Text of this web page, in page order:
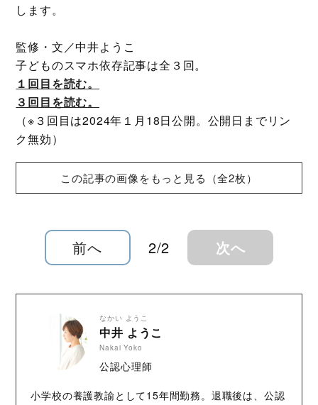
します。
監修・文／中井ようこ
子どものスマホ依存記事は全３回。
１回目を読む。
３回目を読む。
（※３回目は2024年１月18日公開。公開日までリン
ク無効）
この記事の画像をもっと見る（全2枚）
前へ 2/2 次へ
なかい ようこ
中井 ようこ
Nakai Yoko
公認心理師
小学校の養護教諭として15年間勤務。退職後は、公認